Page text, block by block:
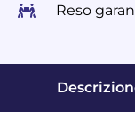
Reso